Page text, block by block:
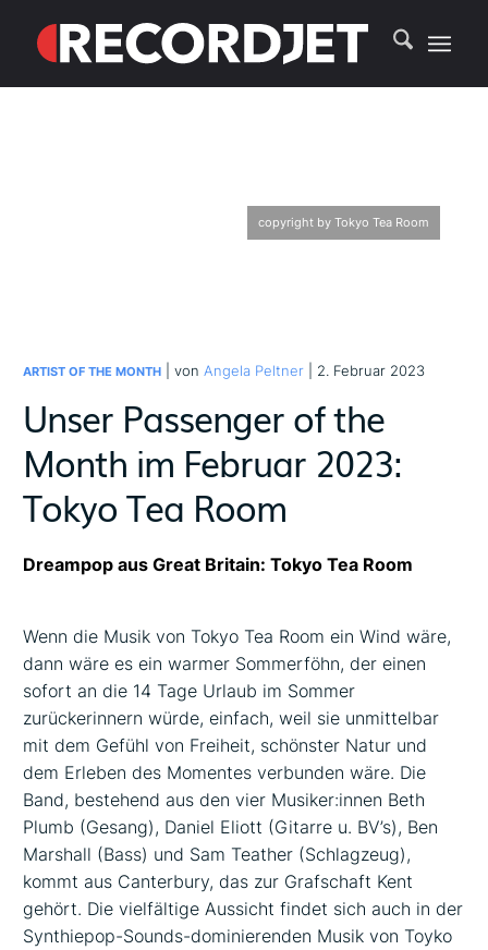
copyright by Tokyo Tea Room
ARTIST OF THE MONTH | von Angela Peltner | 2. Februar 2023
Unser Passenger of the
Month im Februar 2023:
Tokyo Tea Room
Dreampop aus Great Britain: Tokyo Tea Room
Wenn die Musik von Tokyo Tea Room ein Wind wäre,
dann wäre es ein warmer Sommerföhn, der einen
sofort an die 14 Tage Urlaub im Sommer
zurückerinnern würde, einfach, weil sie unmittelbar
mit dem Gefühl von Freiheit, schönster Natur und
dem Erleben des Momentes verbunden wäre. Die
Band, bestehend aus den vier Musiker:innen Beth
Plumb (Gesang), Daniel Eliott (Gitarre u. BV’s), Ben
Marshall (Bass) und Sam Teather (Schlagzeug),
kommt aus Canterbury, das zur Grafschaft Kent
gehört. Die vielfältige Aussicht findet sich auch in der
Synthiepop-Sounds-dominierenden Musik von Toyko